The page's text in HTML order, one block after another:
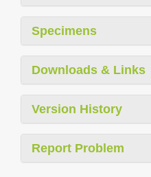
Specimens
Downloads & Links
Version History
Report Problem